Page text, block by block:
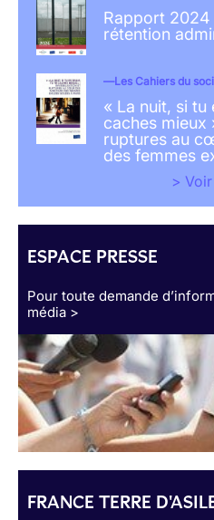
Rapport 2024
rétention
Les Cahiers du
« La nuit, si tu
caches mieux
ruptures au
des femmes
>
ESPACE PRESSE
Pour toute demande
média >
FRANCE TERRE